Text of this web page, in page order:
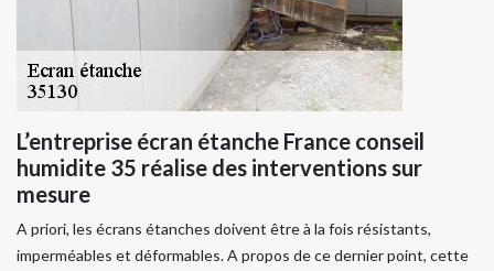
L’entreprise écran étanche France conseil
humidite 35 réalise des interventions sur
mesure
A priori, les écrans étanches doivent être à la fois résistants,
imperméables et déformables. A propos de ce dernier point, cette